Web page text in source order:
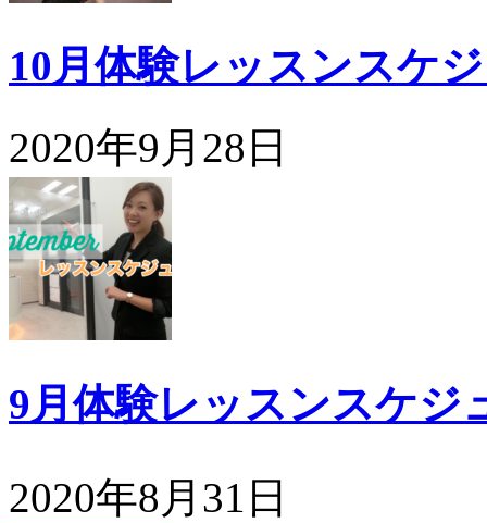
10月体験レッスンスケ
2020年9月28日
9月体験レッスンスケジ
2020年8月31日